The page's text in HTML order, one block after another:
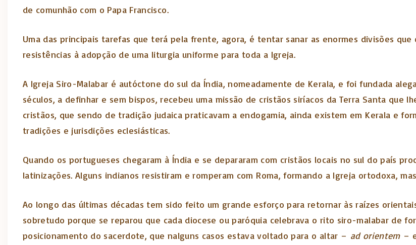
de comunhão com o Papa Francisco.
Uma das principais tarefas que terá pela frente, agora, é tentar sanar as enormes divisões
resistências à adopção de uma liturgia uniforme para toda a Igreja.
A Igreja Siro-Malabar é autóctone do sul da Índia, nomeadamente de Kerala, e foi fundada
séculos, a definhar e sem bispos, recebeu uma missão de cristãos siríacos da Terra Santa que
cristãos, que sendo de tradição judaica praticavam a endogamia, ainda existem em Kerala e
tradições e jurisdições eclesiásticas.
Quando os portugueses chegaram à Índia e se depararam com cristãos locais no sul do país
latinizações. Alguns indianos resistiram e romperam com Roma, formando a Igreja ortodoxa,
Ao longo das últimas décadas tem sido feito um grande esforço para retornar às raízes
sobretudo porque se reparou que cada diocese ou paróquia celebrava o rito siro-malabar de
posicionamento do sacerdote, que nalguns casos estava voltado para o altar – ad orientem– e